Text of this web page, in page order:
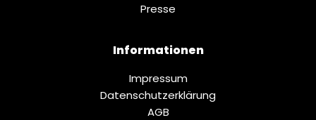
Presse
Informationen
Impressum
Datenschutz­erklärung
AGB